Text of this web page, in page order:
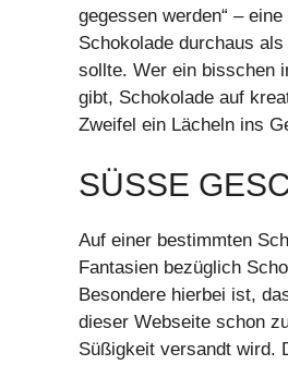
gegessen werden“ –
Schokolade durchaus
sollte. Wer ein bisschen
gibt, Schokolade auf
Zweifel ein Lächeln ins
SÜSSE
Auf einer bestimmten
Fantasien bezüglich
Besondere hierbei ist,
dieser Webseite schon
Süßigkeit versandt wird.